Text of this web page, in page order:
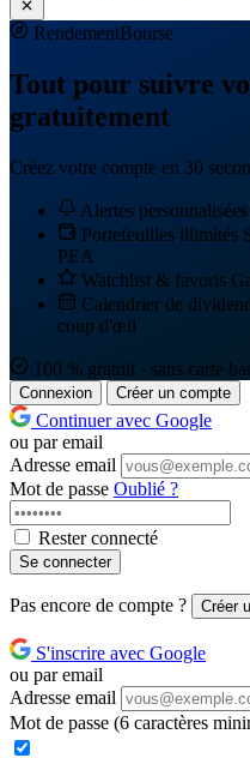
RendementBourse
Tout pour suivre
gratuitement
Créez votre compte en 30
Alertes personnalisées
Portefeuilles illimités
PEA
Watchlist & favoris
Calendrier de
coup d'œil
100 % gratuit · sans carte
Connexion Créer un compte
Continuer avec Google
ou par email
Adresse email
Mot de passe Oublié ?
Rester connecté
Se connecter
Pas encore de compte ? Créer
S'inscrire avec Google
ou par email
Adresse email
Mot de passe (6 caractères